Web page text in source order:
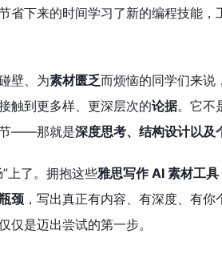
省下来的时间学习了新的编程技能
壁、为素材匮乏而烦恼的同学们来说
触到更多样、更深层次的论据。它不
节——那就是深度思考、结构设计以及
上了。拥抱这些雅思写作 AI 素材工具
颈 ，写出真正有内容、有深度、有
仅是迈出尝试的第一步。